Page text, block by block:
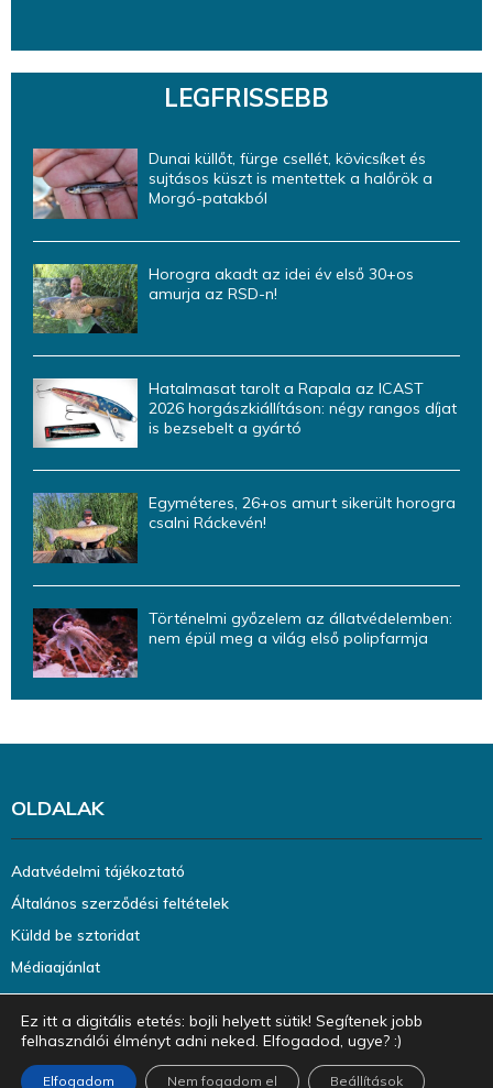
LEGFRISSEBB
Dunai küllőt, fürge csellét, kövicsíket és
sujtásos küszt is mentettek a halőrök a
Morgó-patakból
Horogra akadt az idei év első 30+os
amurja az RSD-n!
Hatalmasat tarolt a Rapala az ICAST
2026 horgászkiállításon: négy rangos díjat
is bezsebelt a gyártó
Egyméteres, 26+os amurt sikerült horogra
csalni Ráckevén!
Történelmi győzelem az állatvédelemben:
nem épül meg a világ első polipfarmja
OLDALAK
Adatvédelmi tájékoztató
Általános szerződési feltételek
Küldd be sztoridat
Médiaajánlat
Ez itt a digitális etetés: bojli helyett sütik! Segítenek jobb
felhasználói élményt adni neked. Elfogadod, ugye? :)
Elfogadom Nem fogadom el Beállítások